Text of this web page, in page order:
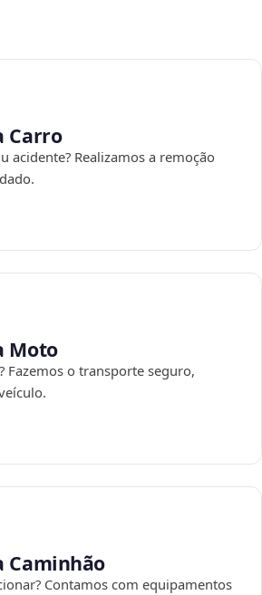
Carro
acidente? Realizamos a remoção
Moto
Fazemos o transporte seguro,
Caminhão
Contamos com equipamentos